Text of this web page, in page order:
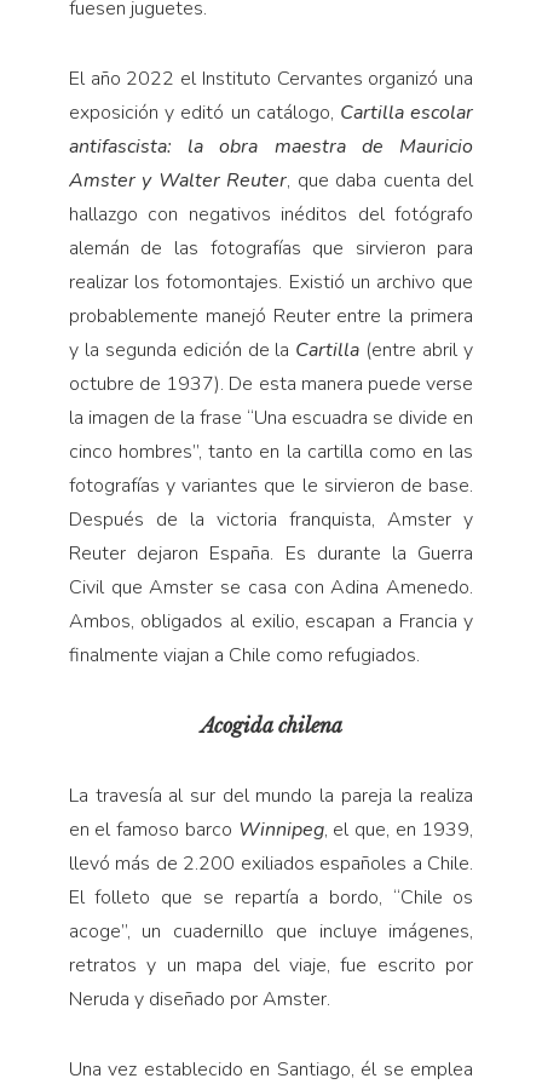
fuesen juguetes.
El año 2022 el Instituto Cervantes organizó una
exposición y editó un catálogo, Cartilla escolar
antifascista: la obra maestra de Mauricio
Amster y Walter Reuter, que daba cuenta del
hallazgo con negativos inéditos del fotógrafo
alemán de las fotografías que sirvieron para
realizar los fotomontajes. Existió un archivo que
probablemente manejó Reuter entre la primera
y la segunda edición de la Cartilla (entre abril y
octubre de 1937). De esta manera puede verse
la imagen de la frase “Una escuadra se divide en
cinco hombres”, tanto en la cartilla como en las
fotografías y variantes que le sirvieron de base.
Después de la victoria franquista, Amster y
Reuter dejaron España. Es durante la Guerra
Civil que Amster se casa con Adina Amenedo.
Ambos, obligados al exilio, escapan a Francia y
finalmente viajan a Chile como refugiados.
Acogida chilena
La travesía al sur del mundo la pareja la realiza
en el famoso barco Winnipeg, el que, en 1939,
llevó más de 2.200 exiliados españoles a Chile.
El folleto que se repartía a bordo, “Chile os
acoge”, un cuadernillo que incluye imágenes,
retratos y un mapa del viaje, fue escrito por
Neruda y diseñado por Amster.
Una vez establecido en Santiago, él se emplea